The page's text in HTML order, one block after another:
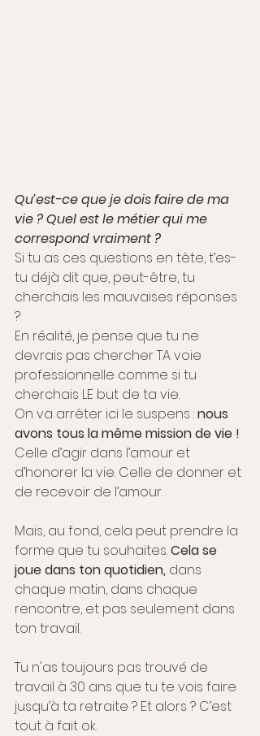
Qu’est-ce que je dois faire de ma
vie ? Quel est le métier qui me
correspond vraiment ?
Si tu as ces questions en tête, t’es-
tu déjà dit que, peut-être, tu
cherchais les mauvaises réponses
?
En réalité, je pense que tu ne
devrais pas chercher TA voie
professionnelle comme si tu
cherchais LE but de ta vie.
On va arrêter ici le suspens : nous
avons tous la même mission de vie !
Celle d’agir dans l’amour et
d’honorer la vie. Celle de donner et
de recevoir de l’amour.
Mais, au fond, cela peut prendre la
forme que tu souhaites. Cela se
joue dans ton quotidien, dans
chaque matin, dans chaque
rencontre, et pas seulement dans
ton travail.
Tu n'as toujours pas trouvé de
travail à 30 ans que tu te vois faire
jusqu’à ta retraite ? Et alors ? C’est
tout à fait ok.